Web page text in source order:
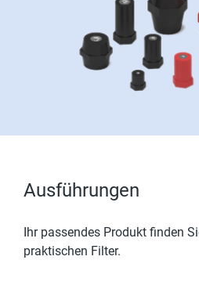
Ausführungen
Ihr passendes Produkt finden
praktischen Filter.